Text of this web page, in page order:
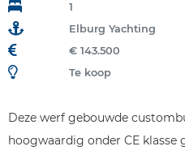
1
Elburg Yachting
€ 143.500
Te koop
Deze werf gebouwde
hoogwaardig onder CE klasse